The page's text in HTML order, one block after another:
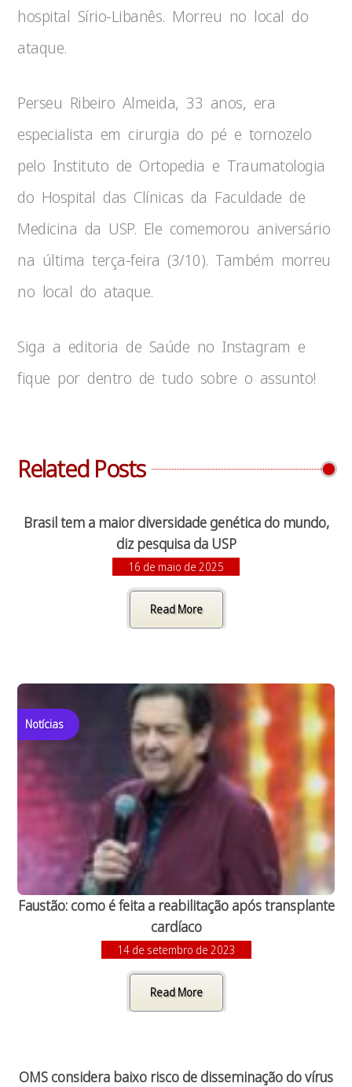
hospital Sírio-Libanês. Morreu no local do
ataque.
Perseu Ribeiro Almeida, 33 anos, era
especialista em cirurgia do pé e tornozelo
pelo Instituto de Ortopedia e Traumatologia
do Hospital das Clínicas da Faculdade de
Medicina da USP. Ele comemorou aniversário
na última terça-feira (3/10). Também morreu
no local do ataque.
Siga a editoria de Saúde no Instagram e
fique por dentro de tudo sobre o assunto!
Related Posts
Brasil tem a maior diversidade genética do mundo,
diz pesquisa da USP
16 de maio de 2025
Read More
Notícias
Faustão: como é feita a reabilitação após transplante
cardíaco
14 de setembro de 2023
Read More
OMS considera baixo risco de disseminação do vírus